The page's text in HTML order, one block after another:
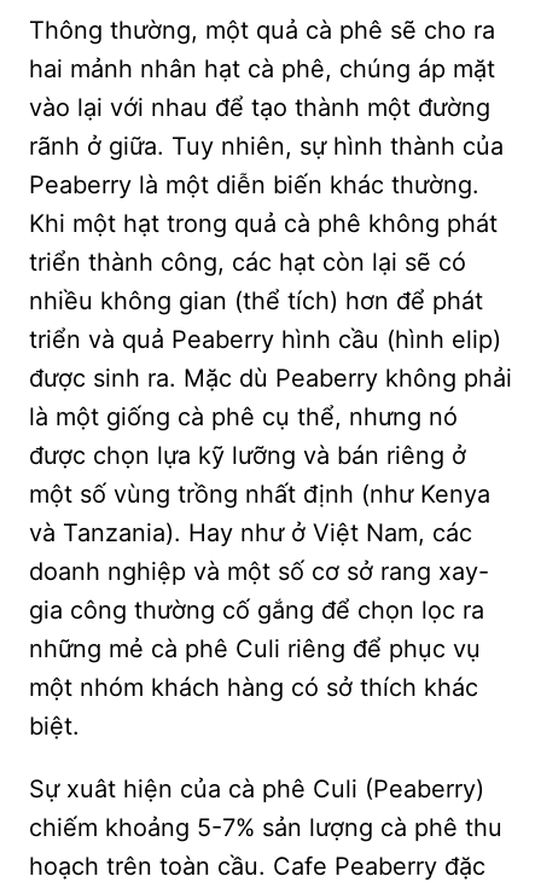
Thông thường, một quả cà phê sẽ cho ra
hai mảnh nhân hạt cà phê, chúng áp mặt
vào lại với nhau để tạo thành một đường
rãnh ở giữa. Tuy nhiên, sự hình thành của
Peaberry là một diễn biến khác thường.
Khi một hạt trong quả cà phê không phát
triển thành công, các hạt còn lại sẽ có
nhiều không gian (thể tích) hơn để phát
triển và quả Peaberry hình cầu (hình elip)
được sinh ra. Mặc dù Peaberry không phải
là một giống cà phê cụ thể, nhưng nó
được chọn lựa kỹ lưỡng và bán riêng ở
một số vùng trồng nhất định (như Kenya
và Tanzania). Hay như ở Việt Nam, các
doanh nghiệp và một số cơ sở rang xay-
gia công thường cố gắng để chọn lọc ra
những mẻ cà phê Culi riêng để phục vụ
một nhóm khách hàng có sở thích khác
biệt.
Sự xuât hiện của cà phê Culi (Peaberry)
chiếm khoảng 5-7% sản lượng cà phê thu
hoạch trên toàn cầu. Cafe Peaberry đặc